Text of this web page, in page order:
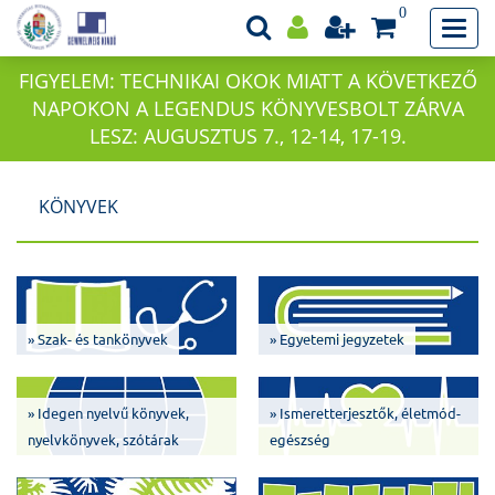
0
FIGYELEM: TECHNIKAI OKOK MIATT A KÖVETKEZŐ
NAPOKON A LEGENDUS KÖNYVESBOLT ZÁRVA
LESZ: AUGUSZTUS 7., 12-14, 17-19.
KÖNYVEK
» Szak- és tankönyvek » Egyetemi jegyzetek
» Idegen nyelvű könyvek,
nyelvkönyvek, szótárak
» Ismeretterjesztők, életmód-
egészség